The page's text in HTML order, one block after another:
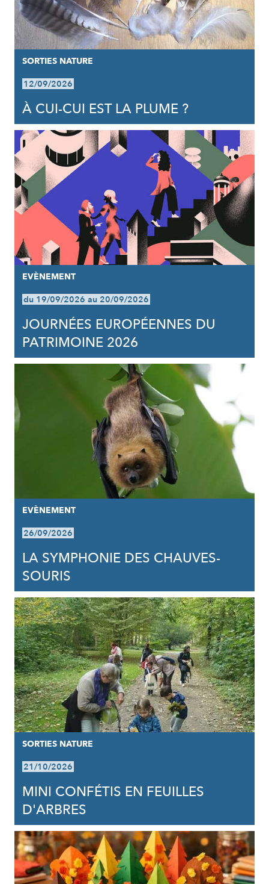
SORTIES NATURE
12/09/2026
À CUI-CUI EST LA PLUME ?
EVÈNEMENT
du 19/09/2026 au 20/09/2026
JOURNÉES EUROPÉENNES DU
PATRIMOINE 2026
EVÈNEMENT
26/09/2026
LA SYMPHONIE DES CHAUVES-
SOURIS
SORTIES NATURE
21/10/2026
MINI CONFÉTIS EN FEUILLES
D'ARBRES